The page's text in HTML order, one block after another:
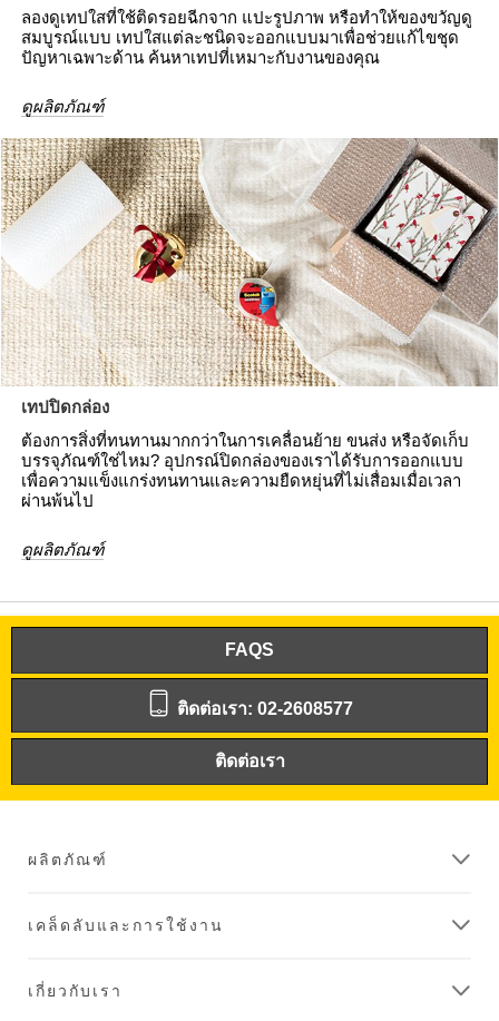
ลองดูเทปใสที่ใช้ติดรอยฉีกจาก แปะรูปภาพ หรือทำให้ของขวัญดู
สมบูรณ์แบบ เทปใสแต่ละชนิดจะออกแบบมาเพื่อช่วยแก้ไขชุด
ปัญหาเฉพาะด้าน ค้นหาเทปที่เหมาะกับงานของคุณ
ดูผลิตภัณฑ์
เทปปิดกล่อง
ต้องการสิ่งที่ทนทานมากกว่าในการเคลื่อนย้าย ขนส่ง หรือจัดเก็บ
บรรจุภัณฑ์ใช่ไหม? อุปกรณ์ปิดกล่องของเราได้รับการออกแบบ
เพื่อความแข็งแกร่งทนทานและความยืดหยุ่นที่ไม่เสื่อมเมื่อเวลา
ผ่านพ้นไป
ดูผลิตภัณฑ์
FAQS
ติดต่อเรา: 02-2608577
ติดต่อเรา
ผลิตภัณฑ์
เคล็ดลับและการใช้งาน
เกี่ยวกับเรา